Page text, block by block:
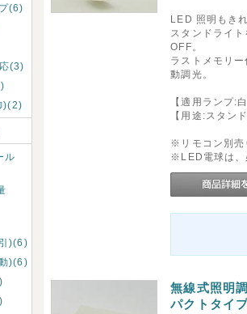
(6)
(3)
)(2)
ル
)(6)
)(6)
LED 照明もき
スタンドライ
OFF。
ラストメモリ
動調光。
【適用ランプ:
【用途:スタン
※リモコン別売
※LED電球は、
無線式照明
パクトタイ